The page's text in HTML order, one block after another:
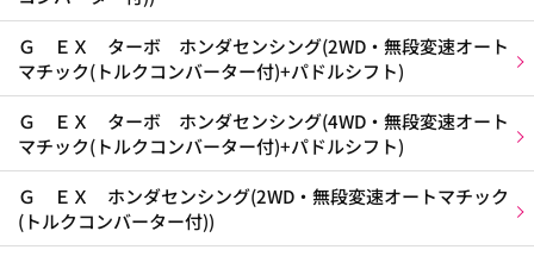
Ｇ ＥＸ ターボ ホンダセンシング(2WD・無段変速オート
マチック(トルクコンバーター付)+パドルシフト)
Ｇ ＥＸ ターボ ホンダセンシング(4WD・無段変速オート
マチック(トルクコンバーター付)+パドルシフト)
Ｇ ＥＸ ホンダセンシング(2WD・無段変速オートマチック
(トルクコンバーター付))